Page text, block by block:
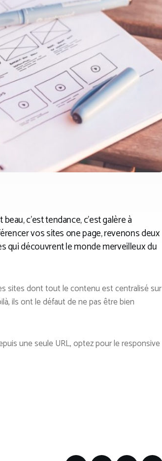
c’est tendance, c’est galère à
vos sites one page, revenons deux
qui découvrent le monde merveilleux du
sites dont tout le contenu est centralisé sur
ils ont le défaut de ne pas être bien
une seule URL, optez pour le responsive